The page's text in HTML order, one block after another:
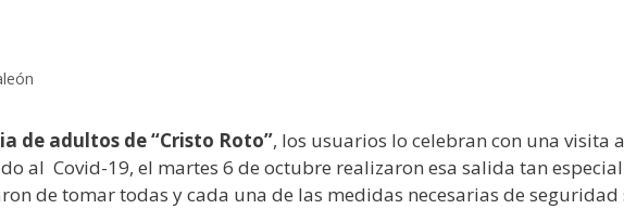
de adultos de “Cristo Roto”, los usuarios lo celebran con una visita
al Covid-19, el martes 6 de octubre realizaron esa salida tan
de tomar todas y cada una de las medidas necesarias de